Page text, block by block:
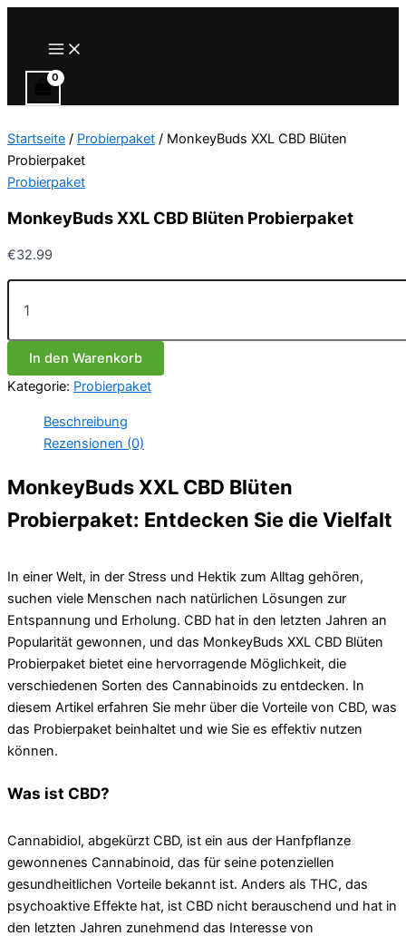
Main
Menu
Startseite / Probierpaket / MonkeyBuds XXL CBD Blüten
Probierpaket
Probierpaket
MonkeyBuds XXL CBD Blüten Probierpaket
€32.99
MonkeyBuds
XXL
Blüten
Probierpaket
Menge
In den Warenkorb
Kategorie: Probierpaket
Beschreibung
Rezensionen (0)
MonkeyBuds XXL CBD Blüten
Probierpaket: Entdecken Sie die Vielfalt
In einer Welt, in der Stress und Hektik zum Alltag gehören,
suchen viele Menschen nach natürlichen Lösungen zur
Entspannung und Erholung. CBD hat in den letzten Jahren an
Popularität gewonnen, und das MonkeyBuds XXL CBD Blüten
Probierpaket bietet eine hervorragende Möglichkeit, die
verschiedenen Sorten des Cannabinoids zu entdecken. In
diesem Artikel erfahren Sie mehr über die Vorteile von CBD, was
das Probierpaket beinhaltet und wie Sie es effektiv nutzen
können.
Was ist CBD?
Cannabidiol, abgekürzt CBD, ist ein aus der Hanfpflanze
gewonnenes Cannabinoid, das für seine potenziellen
gesundheitlichen Vorteile bekannt ist. Anders als THC, das
psychoaktive Effekte hat, ist CBD nicht berauschend und hat in
den letzten Jahren zunehmend das Interesse von